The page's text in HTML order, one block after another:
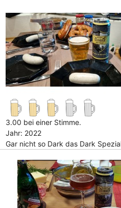
3.00 bei einer Stimme.
Jahr: 2022
Gar nicht so Dark das Dark